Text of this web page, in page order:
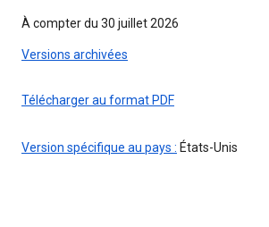
À compter du 30 juillet 2026
Versions archivées
Télécharger au format PDF
Version spécifique au pays : États-Unis